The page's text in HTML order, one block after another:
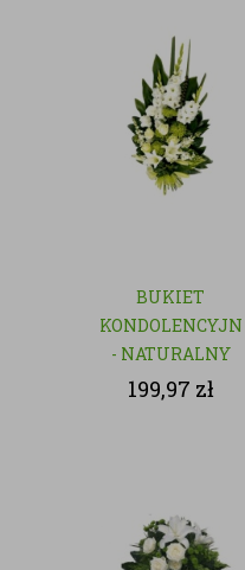
BUKIET
KONDOLENCYJNY
- NATURALNY
199,97 zł